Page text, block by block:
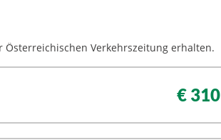
Verkehrszeitung erhalten.
€ 310